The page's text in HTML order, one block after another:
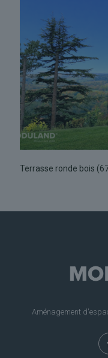
Terrasse ronde bois
Aménagement